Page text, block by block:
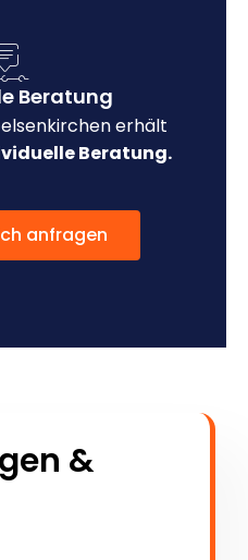
Beratung
erhält
Beratung.
anfragen
&